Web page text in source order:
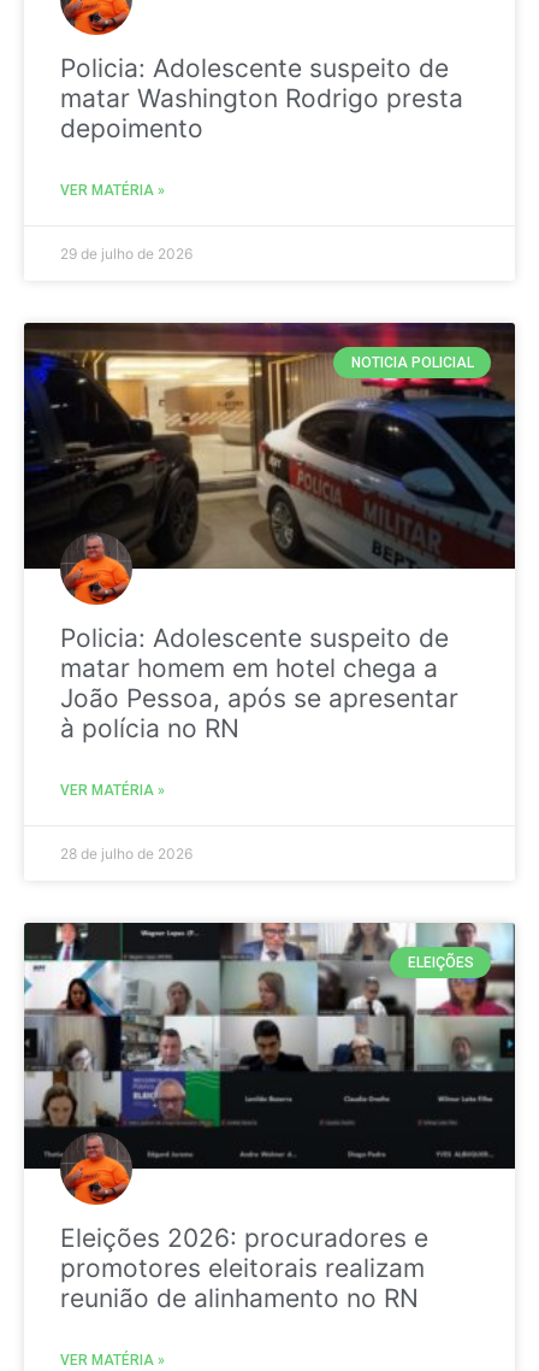
Policia: Adolescente suspeito de
matar Washington Rodrigo presta
depoimento
VER MATÉRIA »
29 de julho de 2026
NOTICIA POLICIAL
Policia: Adolescente suspeito de
matar homem em hotel chega a
João Pessoa, após se apresentar
à polícia no RN
VER MATÉRIA »
28 de julho de 2026
ELEIÇÕES
Eleições 2026: procuradores e
promotores eleitorais realizam
reunião de alinhamento no RN
VER MATÉRIA »